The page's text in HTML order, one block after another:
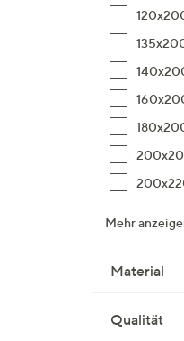
Mehr
Material
Qualität